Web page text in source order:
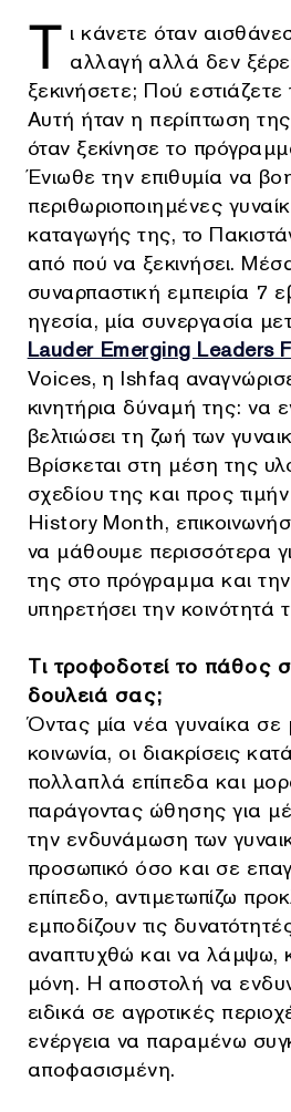
Τ ι κάνετε όταν
αλλαγή αλλά δεν
ξεκινήσετε; Πού
Αυτή ήταν η περίπτωση
όταν ξεκίνησε το
Ένιωθε την επιθυμία να
περιθωριοποιημένες
καταγωγής της, το
από πού να ξεκινήσει.
συναρπαστική εμπειρία 7
ηγεσία, μία συνεργασία
Lauder Emerging Leaders
Voices, η Ishfaq
κινητήρια δύναμή της: να
βελτιώσει τη ζωή των
Βρίσκεται στη μέση της
σχεδίου της και προς
History Month,
να μάθουμε περισσότερα
της στο πρόγραμμα και
υπηρετήσει την κοινότητά
Τι τροφοδοτεί το πάθος
δουλειά σας;
Όντας μία νέα γυναίκα σε
κοινωνία, οι διακρίσεις
πολλαπλά επίπεδα και
παράγοντας ώθησης για
την ενδυνάμωση των
προσωπικό όσο και σε
επίπεδο, αντιμετωπίζω
εμποδίζουν τις
αναπτυχθώ και να λάμψω,
μόνη. Η αποστολή να
ειδικά σε αγροτικές
ενέργεια να παραμένω
αποφασισμένη.